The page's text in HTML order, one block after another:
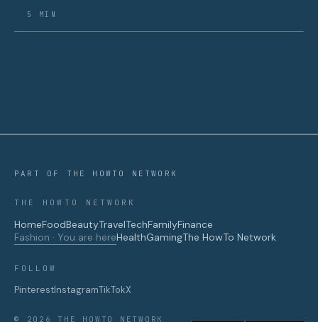
5 MIN
PART OF THE HOWTO NETWORK
THE HOWTO NETWORK
HomeFoodBeautyTravelTechFamilyFinance
Fashion · You are hereHealthGamingThe HowTo Network
FOLLOW
PinterestInstagramTikTokX
© 2026 THE HOWTO NETWORK